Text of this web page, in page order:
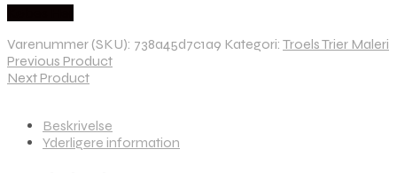
Varenummer (SKU): 738a45d7c1a9 Kategori: Troels Trier Maleri
Previous Product
Next Product
Beskrivelse
Yderligere information